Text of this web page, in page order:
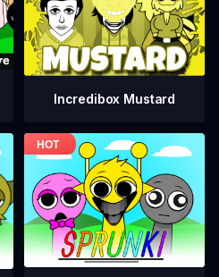
Incredibox Mustard